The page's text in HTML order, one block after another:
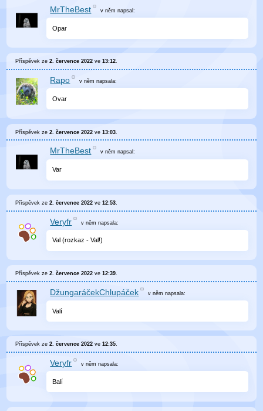
MrTheBest v němnapsal:
Opar
Příspěvek ze2. července 2022 ve13:12.
Rapo v němnapsala:
Ovar
Příspěvek ze2. července 2022 ve13:03
MrTheBest v němnapsal:
Var
Příspěvek ze2. července 2022 ve12:53
Veryfr v němnapsala:
Val (rozkaz - Val!)
Příspěvek ze2. července 2022 ve12:39.
DžungaráčekChlupáček v němnapsala:
Valí
Příspěvek ze2. července 2022 ve12:35.
Veryfr v němnapsala:
Balí